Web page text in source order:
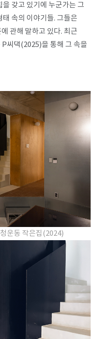
갖고 있기에 누군가는 그
속의 이야기들. 그들은
관해 말하고 있다. 최근
씨댁(2025)을 통해 그 속을
운동 작은집(2024)